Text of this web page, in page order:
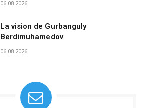
06.08.2026
La vision de Gurbanguly
Berdimuhamedov
06.08.2026